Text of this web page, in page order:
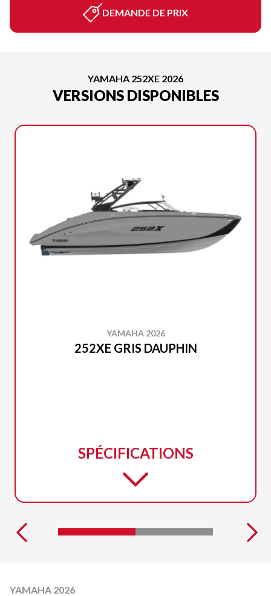
DEMANDE DE PRIX
YAMAHA 252XE 2026
VERSIONS DISPONIBLES
YAMAHA 2026
252XE GRIS DAUPHIN
SPÉCIFICATIONS
YAMAHA 2026